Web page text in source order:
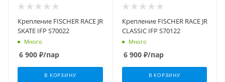
Крепление FISCHER RACE JR
SKATE IFP S70022
Много
6 900 ₽/пар
В КОРЗИНУ
Крепление FISCHER RACE JR
CLASSIC IFP S70122
Много
6 900₽/пар
В КОРЗИНУ